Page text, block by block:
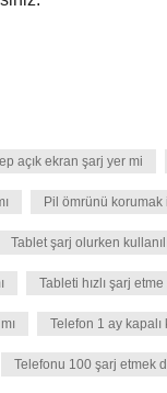
açık ekran şarj yer mi
Pil ömrünü korumak
Tablet şarj olurken
Tableti hızlı şarj etme
Telefon 1 ay
Telefonu 100 şarj etmek